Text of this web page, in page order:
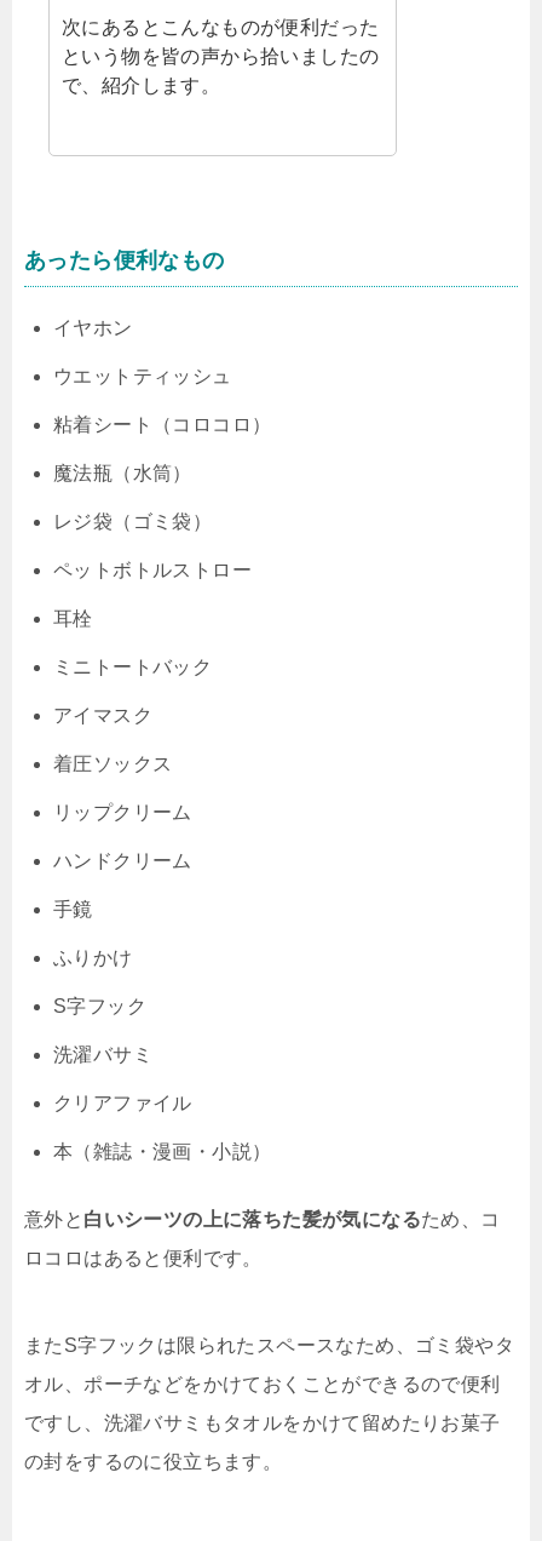
次にあるとこんなものが便利だった
という物を皆の声から拾いましたの
で、紹介します。
あったら便利なもの
イヤホン
ウエットティッシュ
粘着シート（コロコロ）
魔法瓶（水筒）
レジ袋（ゴミ袋）
ペットボトルストロー
耳栓
ミニトートバック
アイマスク
着圧ソックス
リップクリーム
ハンドクリーム
手鏡
ふりかけ
S字フック
洗濯バサミ
クリアファイル
本（雑誌・漫画・小説）
意外と 白いシーツの上に落ちた髪が気になるため、コ
ロコロはあると便利です。
またS字フックは限られたスペースなため、ゴミ袋やタ
オル、ポーチなどをかけておくことができるので便利
ですし、洗濯バサミもタオルをかけて留めたりお菓子
の封をするのに役立ちます。